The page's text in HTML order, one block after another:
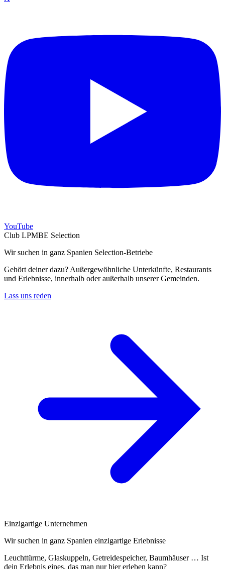
YouTube
Club LPMBE Selection
Wir suchen in ganz Spanien Selection-Betriebe
Gehört deiner dazu? Außergewöhnliche Unterkünfte, Restaurants
und Erlebnisse, innerhalb oder außerhalb unserer Gemeinden.
Lass uns reden
Einzigartige Unternehmen
Wir suchen in ganz Spanien einzigartige Erlebnisse
Leuchttürme, Glaskuppeln, Getreidespeicher, Baumhäuser … Ist
dein Erlebnis eines, das man nur hier erleben kann?